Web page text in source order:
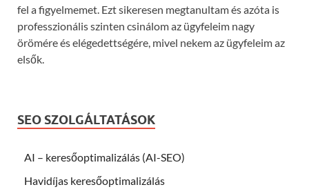
fel a figyelmemet. Ezt sikeresen megtanultam és azóta is
professzionális szinten csinálom az ügyfeleim nagy
örömére és elégedettségére, mivel nekem az ügyfeleim az
elsők.
SEO SZOLGÁLTATÁSOK
AI – keresőoptimalizálás (AI-SEO)
Havidíjas keresőoptimalizálás